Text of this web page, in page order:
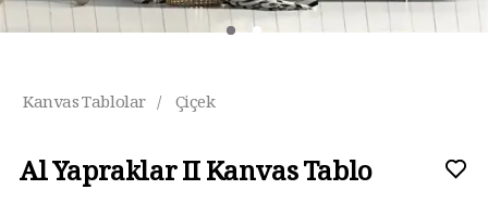
Kanvas Tablolar / Çiçek
Al Yapraklar II Kanvas Tablo